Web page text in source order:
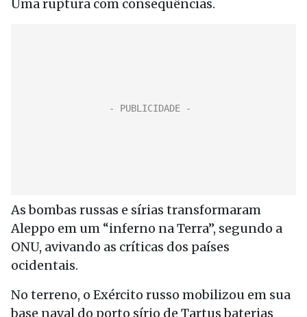
Uma ruptura com consequências.
As bombas russas e sírias transformaram
Aleppo em um “inferno na Terra”, segundo a
ONU, avivando as críticas dos países
ocidentais.
No terreno, o Exército russo mobilizou em sua
base naval do porto sírio de Tartus baterias